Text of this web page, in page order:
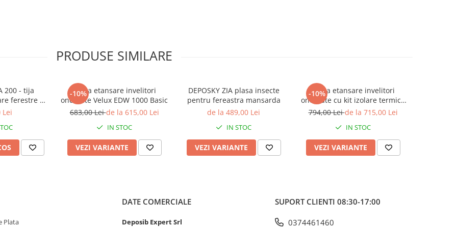
rămâne frecvent fără
(PELD) de densitate
PRODUSE SIMILARE
200 - tija
ferestre de
rulouri
Lei
-10%
Rama etansare invelitori
ondulate Velux EDW 1000 Basic
683,00 Leide la 615,00 Lei
IN STOC
VEZI VARIANTE
DEPOSKY ZIA plasa insecte
pentru fereastra mansarda
de la 489,00 Lei
IN STOC
VEZI VARIANTE
-10%
Rama etansare invelitori
ondulate cu kit izolare termica
Velux EDW 2000 + BDX ENERGY
794,00 Leide la 715,00 Lei
IN STOC
VEZI VARIANTE
Plata
DATE COMERCIALE
Deposib Expert Srl
SUPORT CLIENTI 08:30-17:00
0374461460